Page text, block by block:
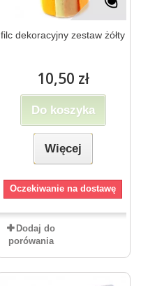
filc dekoracyjny zestaw żółty
10,50 zł
Do koszyka
Więcej
Oczekiwanie na dostawę
Dodaj do
porówania